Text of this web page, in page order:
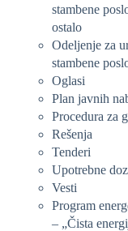
stambene
ostalo
Odeljenje za
stambene
Oglasi
Plan javnih
Procedura za
Rešenja
Tenderi
Upotrebne
Vesti
Program
– „Čista